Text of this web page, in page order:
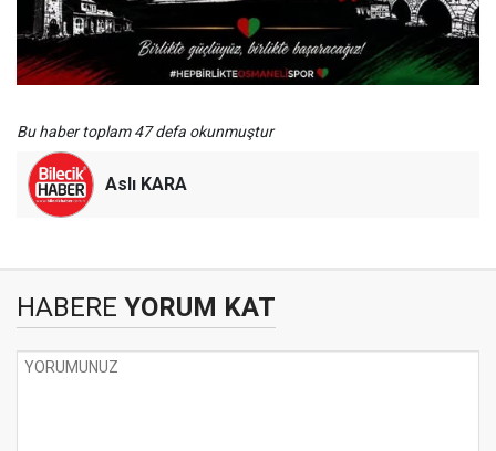
Bu haber toplam 47 defa okunmuştur
Aslı KARA
HABERE YORUM KAT